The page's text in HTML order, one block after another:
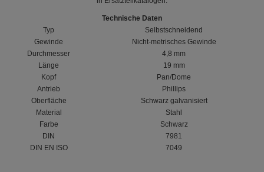
Technische Daten
Typ
Selbstschneidend
Gewinde
Nicht-metrisches Gewinde
Durchmesser
4,8 mm
Länge
19 mm
Kopf
Pan/Dome
Antrieb
Phillips
Oberfläche
Schwarz galvanisiert
Material
Stahl
Farbe
Schwarz
DIN
7981
DIN EN ISO
7049